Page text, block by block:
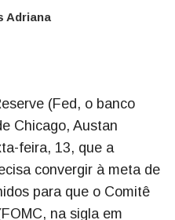
Adriana
(Fed, o banco
Chicago, Austan
feira, 13, que a
convergir à meta de
para que o Comitê
na sigla em